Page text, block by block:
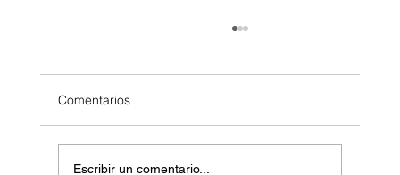
Comentarios
Escribir un comentario...